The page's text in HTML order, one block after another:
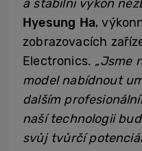
a stabilní výkon
Hyesung Ha,
zobrazovacích
Electronics. „Jsme
model nabídnout
dalším
naší technologii
svůj tvůrčí